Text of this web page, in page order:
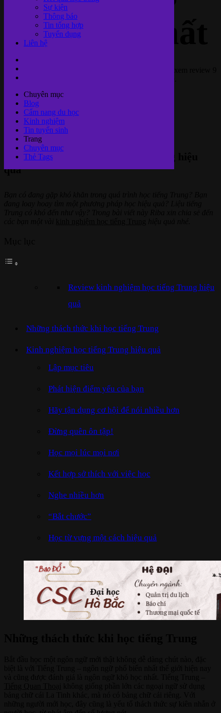
Sự kiện
Thông báo
Tin tổng hợp
Tuyển dụng
Liên hệ
Chuyên mục
Blog
Cẩm nang du học
Kinh nghiệm
Tin tuyển sinh
Trang
Chuyên mục
Thẻ Tags
hiệu quả nhất
Bạn đang khó khăn trong việc học tiếng Trung? Cùng xem review 9
kinh nghiệm học tiếng Trung dưới đây để cải thiện nhé.
Kinh nghiệm khác
Duy Riba
20/03/2023
1699
Views
Review kinh nghiệm học tiếng Trung hiệu
quả
Review kinh nghiệm học tiếng Trung hiệu
quả
Những thách thức khi học tiếng Trung
Kinh nghiệm học tiếng Trung hiệu quả
Lập mục tiêu
Phát hiện điểm yếu của bạn
Hãy tận dụng cơ hội để nói nhiều hơn
Đừng quên ôn tập!
Học mọi lúc mọi nơi
Kết hợp sở thích với việc học
Nghe nhiều hơn
“Bắt chước”
Học từ vựng một cách hiệu quả